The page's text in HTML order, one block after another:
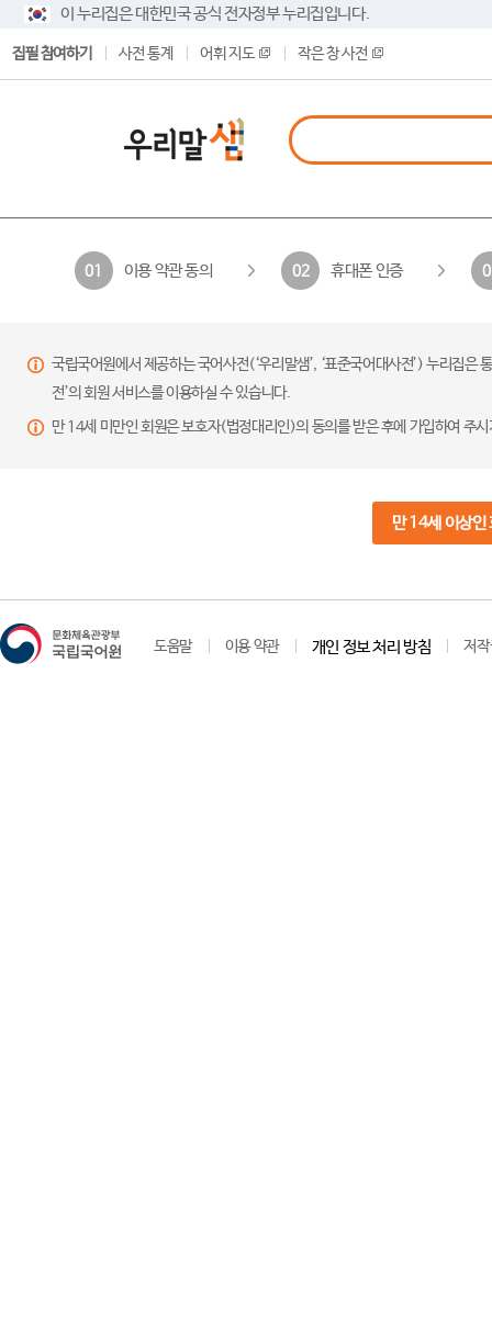
이 누리집은 대한민국 공식 전자정부 누리집입니다.
집필 참여하기 사전 통계 어휘 지도 작은 창 사전
01 이용 약관 동의 02 휴대폰 인증
국립국어원에서 제공하는 국어사전(‘우리말샘’, ‘표준국어대사전’) 누리집
전’의 회원 서비스를 이용하실 수 있습니다.
만 14세 미만인 회원은 보호자(법정대리인)의 동의를 받은 후에 가입하여 주
만 14세 이상인
도움말 이용 약관 개인 정보 처리 방침 저